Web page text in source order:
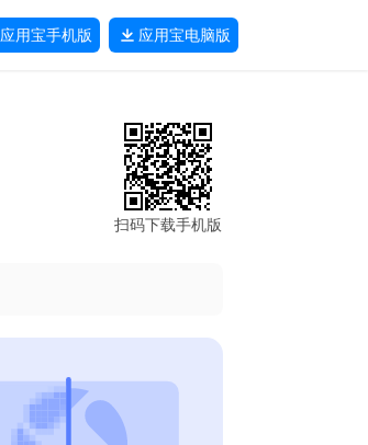
应用宝手机版 应用宝电脑版
扫码下载手机版